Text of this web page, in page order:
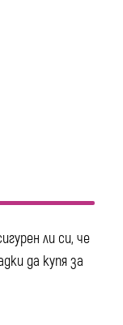
ли си, че
да купя за